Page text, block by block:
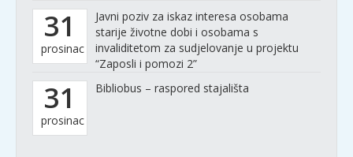
31
prosinac
Javni poziv za iskaz interesa osobama
starije životne dobi i osobama s
invaliditetom za sudjelovanje u projektu
“Zaposli i pomozi 2”
31
prosinac
Bibliobus – raspored stajališta